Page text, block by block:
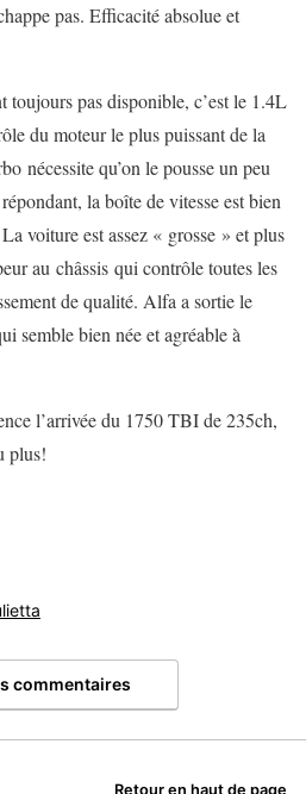
pas. Efficacité absolue et
toujours pas disponible, c’est le 1.4L
du moteur le plus puissant de la
nécessite qu’on le pousse un peu
la boîte de vitesse est bien
voiture est assez « grosse » et plus
au châssis qui contrôle toutes les
de qualité. Alfa a sortie le
semble bien née et agréable à
l’arrivée du 1750 TBI de 235ch,
plus!
commentaires
Retour en haut de page